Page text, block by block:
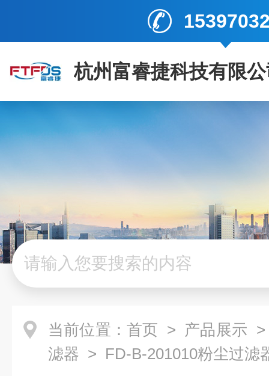
杭州富睿捷科技有限
当前位置： 首页 > 产品展示
滤器 > FD-B-201010粉尘过滤